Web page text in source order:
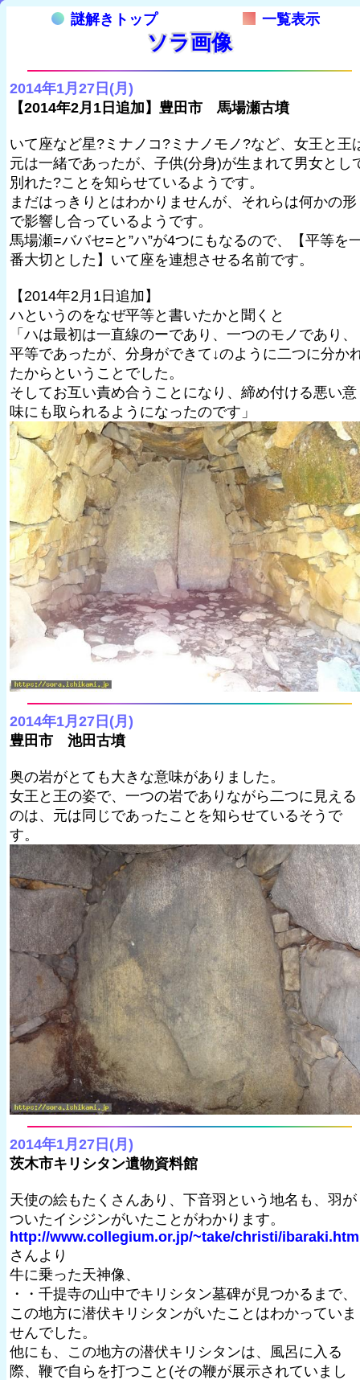
謎解きトップ 一覧表示
ソラ画像
2014年1月27日(月)
【2014年2月1日追加】豊田市 馬場瀬古墳
いて座など星?ミナノコ?ミナノモノ?など、女王と王
元は一緒であったが、子供(分身)が生まれて男女とし
別れた?ことを知らせているようです。
まだはっきりとはわかりませんが、それらは何かの形
で影響し合っているようです。
馬場瀬=ババセ=と”ハ”が4つにもなるので、【平等を
番大切とした】いて座を連想させる名前です。
【2014年2月1日追加】
ハというのをなぜ平等と書いたかと聞くと
「ハは最初は一直線のーであり、一つのモノであり、
平等であったが、分身ができて↓のように二つに分か
たからということでした。
そしてお互い責め合うことになり、締め付ける悪い意
味にも取られるようになったのです」
2014年1月27日(月)
豊田市 池田古墳
奥の岩がとても大きな意味がありました。
女王と王の姿で、一つの岩でありながら二つに見える
のは、元は同じであったことを知らせているそうで
す。
2014年1月27日(月)
茨木市キリシタン遺物資料館
天使の絵もたくさんあり、下音羽という地名も、羽が
ついたイシジンがいたことがわかります。
http://www.collegium.or.jp/~take/christi/
さんより
牛に乗った天神像、
・・千提寺の山中でキリシタン墓碑が見つかるまで、
この地方に潜伏キリシタンがいたことはわかっていま
せんでした。
他にも、この地方の潜伏キリシタンは、風呂に入る
際、鞭で自らを打つこと(その鞭が展示されていまし